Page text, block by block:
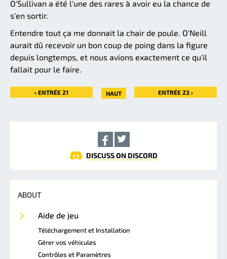
O'Sullivan a été l'une des rares à avoir eu la chance de
s'en sortir.
Entendre tout ça me donnait la chair de poule. O'Neill
aurait dû recevoir un bon coup de poing dans la figure
depuis longtemps, et nous avions exactement ce qu'il
fallait pour le faire.
‹ ENTRÉE 21 HAUT ENTRÉE 23 ›
DISCUSS ON DISCORD
ABOUT
Aide de jeu
Téléchargement et Installation
Gérer vos véhicules
Contrôles et Paramètres